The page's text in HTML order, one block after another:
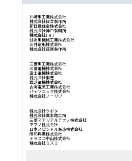
川崎重工業株式会社
株式会社日立製作所
新日鐵住金株式会社
株式会社神戸製鋼所
株式会社I H I
住友重機械工業株式会社
三井造船株式会社
株式会社荏原製作所
三菱重工業株式会社
三菱電機株式会社
富士電機株式会社
株式会社東芝
西芝電機株式会社
古河電気工業株式会社
パナソニック株式会社
株式会社ノーリツ
株式会社クボタ
株式会社栗本鐡工所
三菱マテリアルテクノ株式会社
アマノ株式会社
日本スピンドル製造株式会社
阪和興業株式会社
トラスコ中山株式会社
株式会社ミスミ